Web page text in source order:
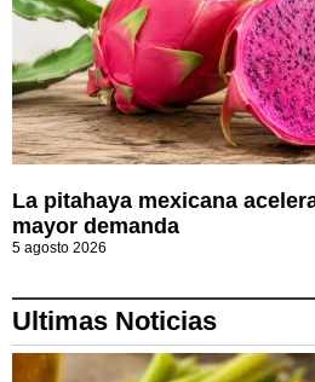
La pitahaya mexicana
mayor demanda
5 agosto 2026
Ultimas Noticias